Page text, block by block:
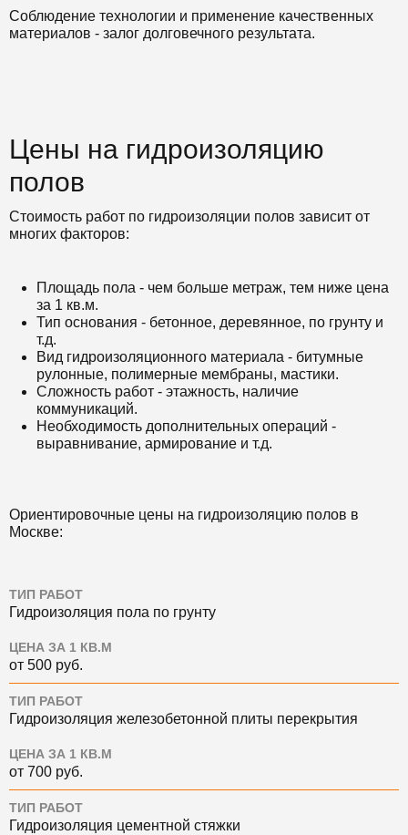
Соблюдение технологии и применение качественных
материалов - залог долговечного результата.
Цены на гидроизоляцию
полов
Стоимость работ по гидроизоляции полов зависит от
многих факторов:
Площадь пола - чем больше метраж, тем ниже цена
за 1 кв.м.
Тип основания - бетонное, деревянное, по грунту и
т.д.
Вид гидроизоляционного материала - битумные
рулонные, полимерные мембраны, мастики.
Сложность работ - этажность, наличие
коммуникаций.
Необходимость дополнительных операций -
выравнивание, армирование и т.д.
Ориентировочные цены на гидроизоляцию полов в
Москве:
ТИП РАБОТ
Гидроизоляция пола по грунту
ЦЕНА ЗА 1 КВ.М
от 500 руб.
ТИП РАБОТ
Гидроизоляция железобетонной плиты перекрытия
ЦЕНА ЗА 1 КВ.М
от 700 руб.
ТИП РАБОТ
Гидроизоляция цементной стяжки